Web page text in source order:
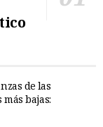
de las
bajas: